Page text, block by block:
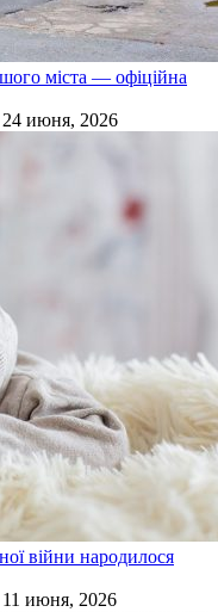
міста — офіційна
24 июня, 2026
війни народилося
11 июня, 2026